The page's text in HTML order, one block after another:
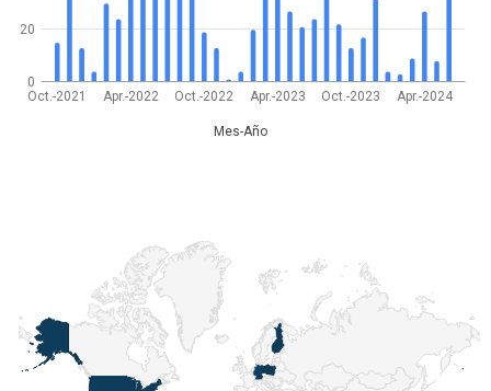
Oct.-2021 Apr.-2022 Oct.-2022 Apr.-2023 Oct.-2023 Apr.-2024
Mes-Año
0
20